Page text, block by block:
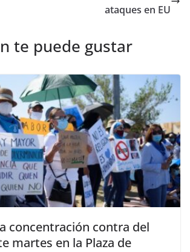
ataques en EU
te puede gustar
concentración contra del
martes en la Plaza de